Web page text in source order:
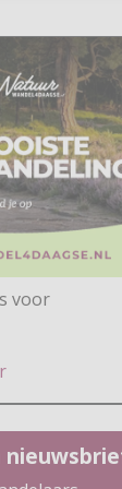
voor